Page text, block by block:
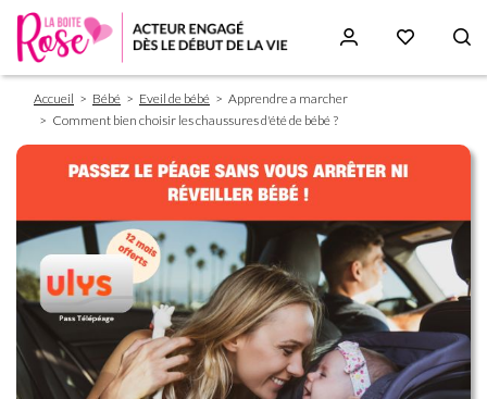
principal
Fil
d'Ariane
Accueil Bébé Eveil de bébé
Apprendre a marcher
Comment bien choisir les chaussures d'été de bébé ?